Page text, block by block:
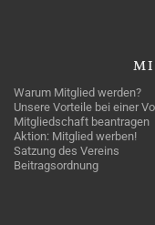
Warum Mitglied werden?
Unsere Vorteile bei einer
Mitgliedschaft beantragen
Aktion: Mitglied werben!
Satzung des Vereins
Beitragsordnung